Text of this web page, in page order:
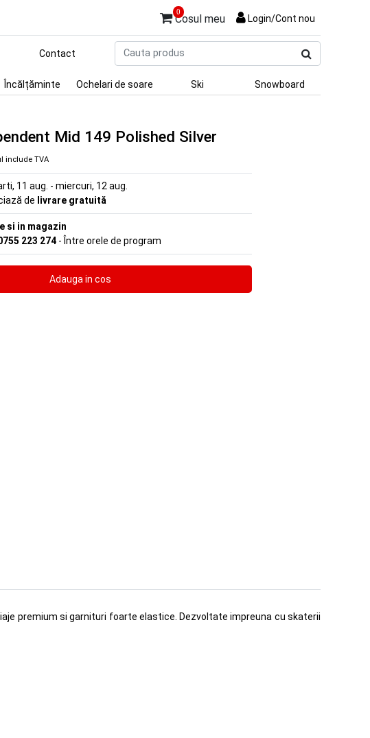
0
Cosul meu Login/Cont nou
produs
Contact
Încălțăminte Ochelari de soare Ski Snowboard
Mid 149 Polished Silver
include TVA
11 aug. - miercuri, 12 aug.
de livrare gratuită
si in magazin
223 274 - Între orele de program
premium si garnituri foarte elastice. Dezvoltate impreuna cu skaterii